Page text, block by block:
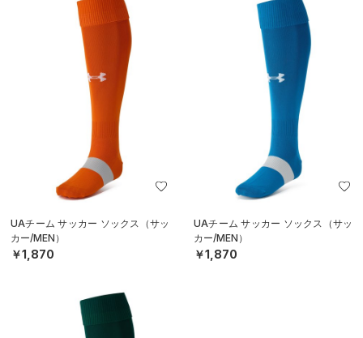
UAチーム サッカー ソックス（サッ
カー/MEN）
￥1,870
UAチーム サッカー ソックス（サッ
カー/MEN）
￥1,870